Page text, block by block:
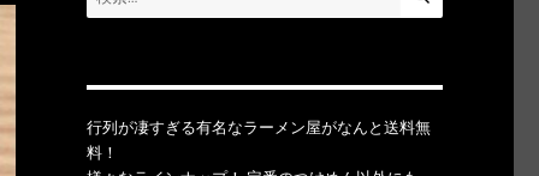
索:
行列が凄すぎる有名なラーメン屋がなんと送料無
料！